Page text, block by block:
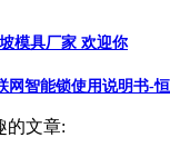
模具厂家 欢迎你
网智能锁使用说明书-
的文章: